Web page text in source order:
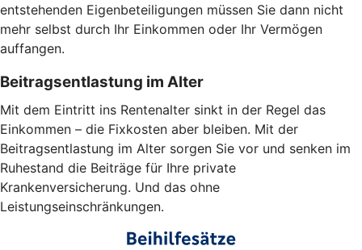
entstehenden Eigenbeteiligungen müssen Sie dann nicht
mehr selbst durch Ihr Einkommen oder Ihr Vermögen
auffangen.
Beitragsentlastung im Alter
Mit dem Eintritt ins Rentenalter sinkt in der Regel das
Einkommen – die Fixkosten aber bleiben. Mit der
Beitragsentlastung im Alter sorgen Sie vor und senken im
Ruhestand die Beiträge für Ihre private
Krankenversicherung. Und das ohne
Leistungseinschränkungen.